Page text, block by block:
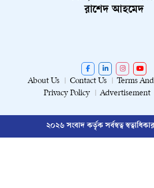
রাশেদ আহমেদ
About Us Contact Us
Terms
Privacy Policy
Advertisement
২০২৬ সংবাদ কর্তৃক সর্বস্বত্ব